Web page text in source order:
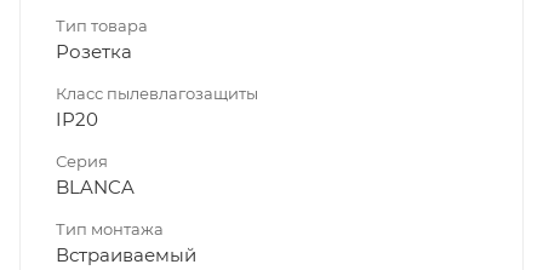
Тип товара
Розетка
Класс пылевлагозащиты
IP20
Серия
BLANCA
Тип монтажа
Встраиваемый